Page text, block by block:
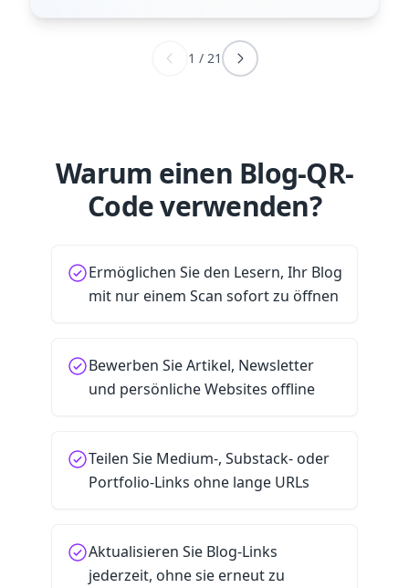
1 / 21
Warum einen Blog-QR-
Code verwenden?
Ermöglichen Sie den Lesern, Ihr Blog
mit nur einem Scan sofort zu öffnen
Bewerben Sie Artikel, Newsletter
und persönliche Websites offline
Teilen Sie Medium-, Substack- oder
Portfolio-Links ohne lange URLs
Aktualisieren Sie Blog-Links
jederzeit, ohne sie erneut zu